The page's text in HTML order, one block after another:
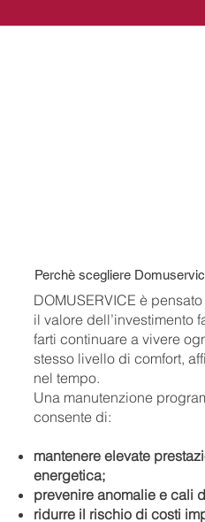
Perchè scegliere
DOMUSERVICE è
il valore dell’investimento
farti continuare a vivere
stesso livello di comfort,
nel tempo.
Una manutenzione
consente di:
mantenere elevate
energetica;
prevenire anomalie e cali
ridurre il rischio di costi